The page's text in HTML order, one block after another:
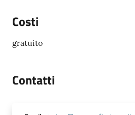
Costi
gratuito
Contatti